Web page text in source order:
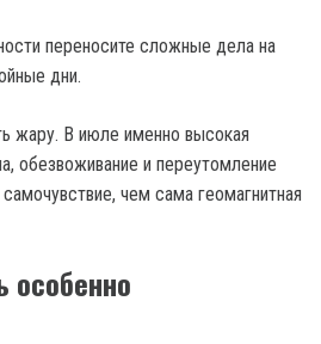
переносите сложные дела на
дни.
жару. В июле именно высокая
обезвоживание и переутомление
чем сама геомагнитная
особенно